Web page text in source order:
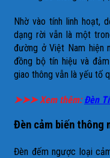
Nhờ vào tính linh hoạt,
dạng rời vẫn là một
đường ở Việt Nam hiện
đồng bộ tín hiệu và
giao thông vẫn là yếu tố
➤➤➤ Xem thêm: Đèn
Đèn cảm biến thông
Đèn đếm ngược loại